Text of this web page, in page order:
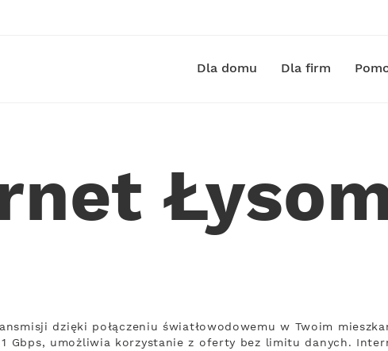
Dla domu Dla firm
dzięki połączeniu światłowodowemu w Twoim
Gbps, umożliwia korzystanie z oferty bez limitu danych.